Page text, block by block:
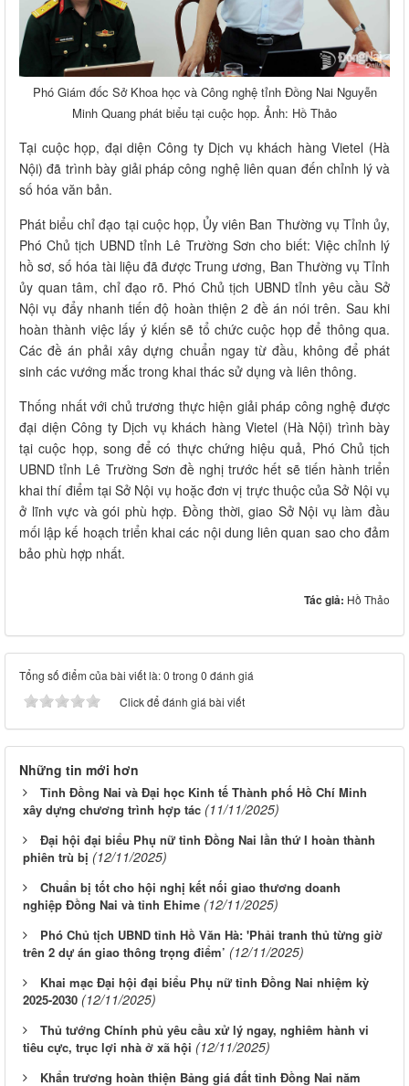
Phó Giám đốc Sở Khoa học và Công nghệ tỉnh Đồng Nai Nguyễn
Minh Quang phát biểu tại cuộc họp. Ảnh: Hồ Thảo
Tại cuộc họp, đại diện Công ty Dịch vụ khách hàng Vietel (Hà
Nội) đã trình bày giải pháp công nghệ liên quan đến chỉnh lý và
số hóa văn bản.
Phát biểu chỉ đạo tại cuộc họp, Ủy viên Ban Thường vụ Tỉnh ủy,
Phó Chủ tịch UBND tỉnh Lê Trường Sơn cho biết: Việc chỉnh lý
hồ sơ, số hóa tài liệu đã được Trung ương, Ban Thường vụ Tỉnh
ủy quan tâm, chỉ đạo rõ. Phó Chủ tịch UBND tỉnh yêu cầu Sở
Nội vụ đẩy nhanh tiến độ hoàn thiện 2 đề án nói trên. Sau khi
hoàn thành việc lấy ý kiến sẽ tổ chức cuộc họp để thông qua.
Các đề án phải xây dựng chuẩn ngay từ đầu, không để phát
sinh các vướng mắc trong khai thác sử dụng và liên thông.
Thống nhất với chủ trương thực hiện giải pháp công nghệ được
đại diện Công ty Dịch vụ khách hàng Vietel (Hà Nội) trình bày
tại cuộc họp, song để có thực chứng hiệu quả, Phó Chủ tịch
UBND tỉnh Lê Trường Sơn đề nghị trước hết sẽ tiến hành triển
khai thí điểm tại Sở Nội vụ hoặc đơn vị trực thuộc của Sở Nội vụ
ở lĩnh vực và gói phù hợp. Đồng thời, giao Sở Nội vụ làm đầu
mối lập kế hoạch triển khai các nội dung liên quan sao cho đảm
bảo phù hợp nhất.
Tác giả: Hồ Thảo
Tổng số điểm của bài viết là: 0 trong 0 đánh giá
Click để đánh giá bài viết
Những tin mới hơn
Tỉnh Đồng Nai và Đại học Kinh tế Thành phố Hồ Chí Minh
xây dựng chương trình hợp tác (11/11/2025)
Đại hội đại biểu Phụ nữ tỉnh Đồng Nai lần thứ I hoàn thành
phiên trù bị (12/11/2025)
Chuẩn bị tốt cho hội nghị kết nối giao thương doanh
nghiệp Đồng Nai và tỉnh Ehime (12/11/2025)
Phó Chủ tịch UBND tỉnh Hồ Văn Hà: 'Phải tranh thủ từng giờ
trên 2 dự án giao thông trọng điểm’ (12/11/2025)
Khai mạc Đại hội đại biểu Phụ nữ tỉnh Đồng Nai nhiệm kỳ
2025-2030 (12/11/2025)
Thủ tướng Chính phủ yêu cầu xử lý ngay, nghiêm hành vi
tiêu cực, trục lợi nhà ở xã hội (12/11/2025)
Khẩn trương hoàn thiện Bảng giá đất tỉnh Đồng Nai năm